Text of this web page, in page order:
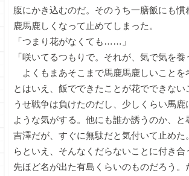
腹にかき込むのだ。そのうち一膳飯にも慣
鹿馬鹿しくなって止めてしまった。
「つまり花がなくても……」
「咲いてるつもりで。それが、気で気を養
よくもまあそこまで馬鹿馬鹿しいことを
とはいえ、飯でできたことが花でできない
うせ戦争は負けたのだし、少しくらい馬鹿
ような気がする。他にも誰か誘うのか、と
吉澤だが、すぐに無駄だと気付いて止めた
らといえ、そんなくだらないことに付き合
先ほど名が出た有島くらいのものだろう。